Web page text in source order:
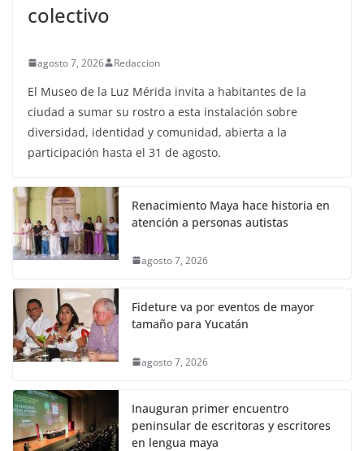
colectivo
agosto 7, 2026 Redaccion
El Museo de la Luz Mérida invita a habitantes de la
ciudad a sumar su rostro a esta instalación sobre
diversidad, identidad y comunidad, abierta a la
participación hasta el 31 de agosto.
Renacimiento Maya hace historia en
atención a personas autistas
agosto 7, 2026
Fideture va por eventos de mayor
tamaño para Yucatán
agosto 7, 2026
Inauguran primer encuentro
peninsular de escritoras y escritores
en lengua maya